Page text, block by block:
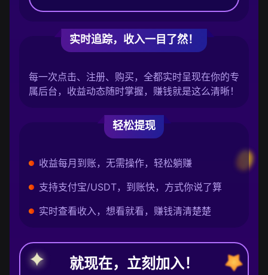
实时追踪，收入一目了然！
每一次点击、注册、购买，全都实时呈现在你的专
属后台，收益动态随时掌握，赚钱就是这么清晰！
轻松提现
收益每月到账，无需操作，轻松躺赚
支持支付宝/USDT，到账快，方式你说了算
实时查看收入，想看就看，赚钱清清楚楚
就现在，立刻加入！